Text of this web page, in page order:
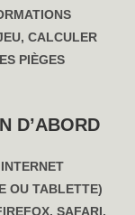
CALCULER
PIÈGES
D’ABORD
OU TABLETTE)
SAFARI,